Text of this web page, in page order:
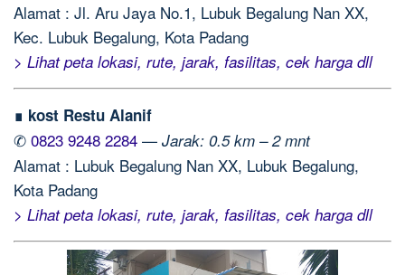
Alamat : Jl. Aru Jaya No.1, Lubuk Begalung Nan XX,
Kec. Lubuk Begalung, Kota Padang
> Lihat peta lokasi, rute, jarak, fasilitas, cek harga dll
∎ kost Restu Alanif
✆ 0823 9248 2284 — Jarak: 0.5 km – 2 mnt
Alamat : Lubuk Begalung Nan XX, Lubuk Begalung,
Kota Padang
> Lihat peta lokasi, rute, jarak, fasilitas, cek harga dll